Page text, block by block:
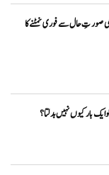
صورتِ حال سے فوری نمٹنے کا
ایک بار کیوں نہیں بدلتا؟